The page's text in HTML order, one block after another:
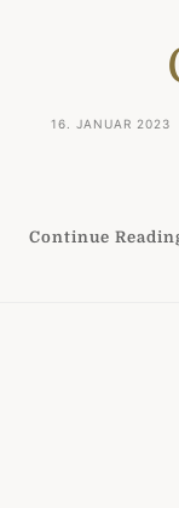
16. JANUAR 2023
Continue